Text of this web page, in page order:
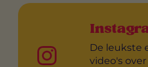
De leukste
video's